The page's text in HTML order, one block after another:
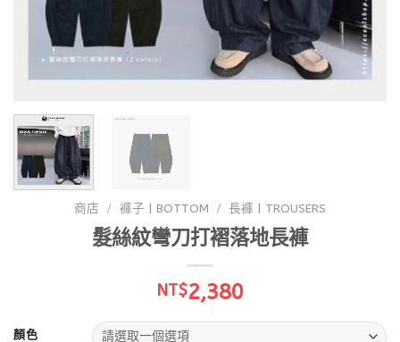
商店 / 褲子 | BOTTOM / 長褲 | TROUSERS
髮絲紋彎刀打褶落地長褲
NT$2,380
顏色